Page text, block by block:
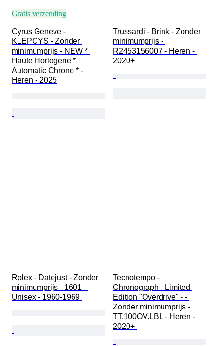
Gratis verzending
Cyrus Geneve -
KLEPCYS - Zonder
minimumprijs - NEW *
Haute Horlogerie *
Automatic Chrono * -
Heren - 2025
Trussardi - Brink - Zonder
minimumprijs -
R2453156007 - Heren -
2020+
Rolex - Datejust - Zonder
minimumprijs - 1601 -
Unisex - 1960-1969
Tecnotempo -
Chronograph - Limited
Edition "Overdrive" - -
Zonder minimumprijs -
TT.100OV.LBL - Heren -
2020+